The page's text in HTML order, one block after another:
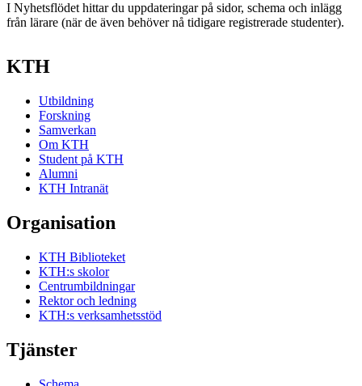
I Nyhetsflödet hittar du uppdateringar på sidor, schema och inlägg
från lärare (när de även behöver nå tidigare registrerade studenter).
KTH
Utbildning
Forskning
Samverkan
Om KTH
Student på KTH
Alumni
KTH Intranät
Organisation
KTH Biblioteket
KTH:s skolor
Centrumbildningar
Rektor och ledning
KTH:s verksamhetsstöd
Tjänster